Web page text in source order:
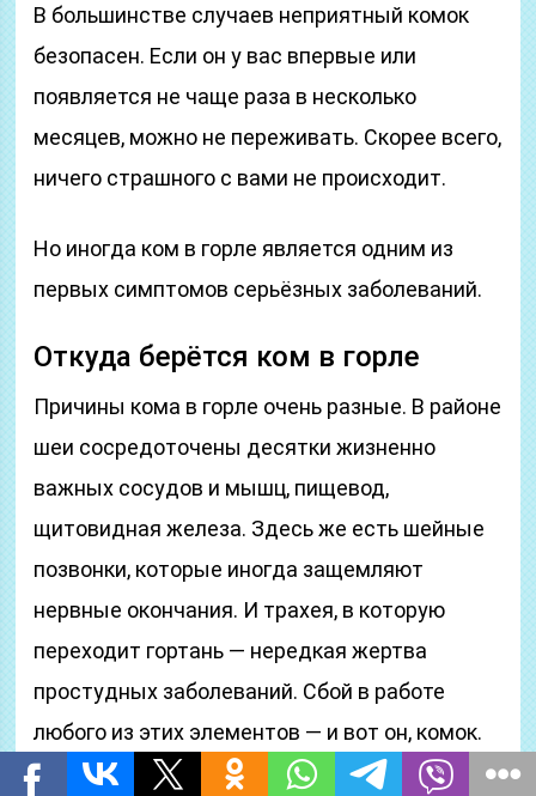
В большинстве случаев неприятный комок
безопасен. Если он у вас впервые или
появляется не чаще раза в несколько
месяцев, можно не переживать. Скорее всего,
ничего страшного с вами не происходит.
Но иногда ком в горле является одним из
первых симптомов серьёзных заболеваний.
Откуда берётся ком в горле
Причины кома в горле очень разные. В районе
шеи сосредоточены десятки жизненно
важных сосудов и мышц, пищевод,
щитовидная железа. Здесь же есть шейные
позвонки, которые иногда защемляют
нервные окончания. И трахея, в которую
переходит гортань — нередкая жертва
простудных заболеваний. Сбой в работе
любого из этих элементов — и вот он, комок.